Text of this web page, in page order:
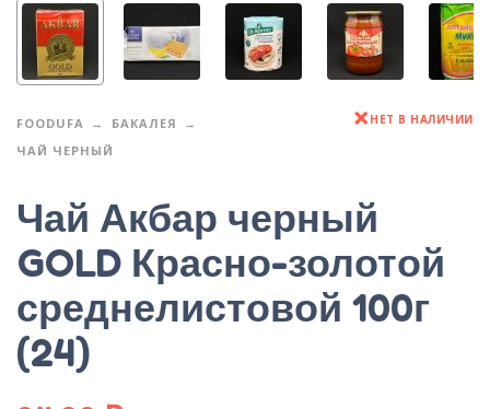
FOODUFA
БАКАЛЕЯ
ЧАЙ ЧЕРНЫЙ
НЕТ В НАЛИЧИИ
Чай Акбар черный
GOLD Красно-золотой
среднелистовой 100г
(24)